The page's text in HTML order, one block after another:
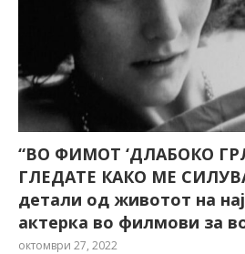
“ВО ФИМОТ ‘ДЛАБОКО
ГЛЕДАТЕ КАКО МЕ
детали од животот на
актерка во филмови за
октомври 27, 2022